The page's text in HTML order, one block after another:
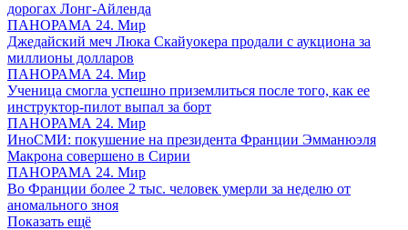
дорогах Лонг-Айленда
ПАНОРАМА 24. Мир
Джедайский меч Люка Скайуокера продали с аукциона за
миллионы долларов
ПАНОРАМА 24. Мир
Ученица смогла успешно приземлиться после того, как ее
инструктор-пилот выпал за борт
ПАНОРАМА 24. Мир
ИноСМИ: покушение на президента Франции Эмманюэля
Макрона совершено в Сирии
ПАНОРАМА 24. Мир
Во Франции более 2 тыс. человек умерли за неделю от
аномального зноя
Показать ещё